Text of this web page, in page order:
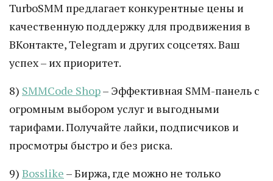
TurboSMM предлагает конкурентные цены и
качественную поддержку для продвижения в
ВКонтакте, Telegram и других соцсетях. Ваш
успех – их приоритет.
8) SMMCode Shop– Эффективная SMM-панель с
огромным выбором услуг и выгодными
тарифами. Получайте лайки, подписчиков и
просмотры быстро и без риска.
9) Bosslike – Биржа, где можно не только